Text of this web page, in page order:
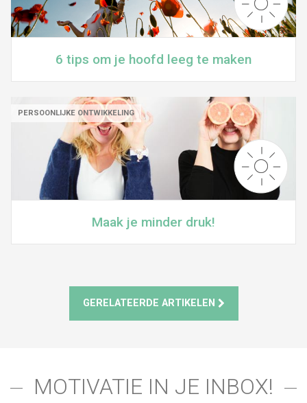
6 tips om je hoofd leeg te maken
PERSOONLIJKE ONTWIKKELING
Maak je minder druk!
GERELATEERDE ARTIKELEN
MOTIVATIE IN JE INBOX!